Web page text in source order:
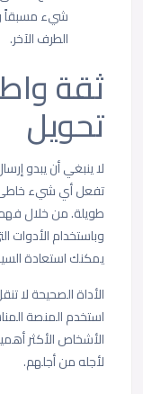
شيء مسبقاً
الطرف الآخر.
ثقة
تحويل
لا ينبغي أن يبدو
تفعل أي شيء خاطئ،
طويلة. من خلال
وباستخدام الأدوات
يمكنك استعادة
الأداة الصحيحة لا
استخدم المنصة
الأشخاص الأكثر
لأجله من أجلهم.